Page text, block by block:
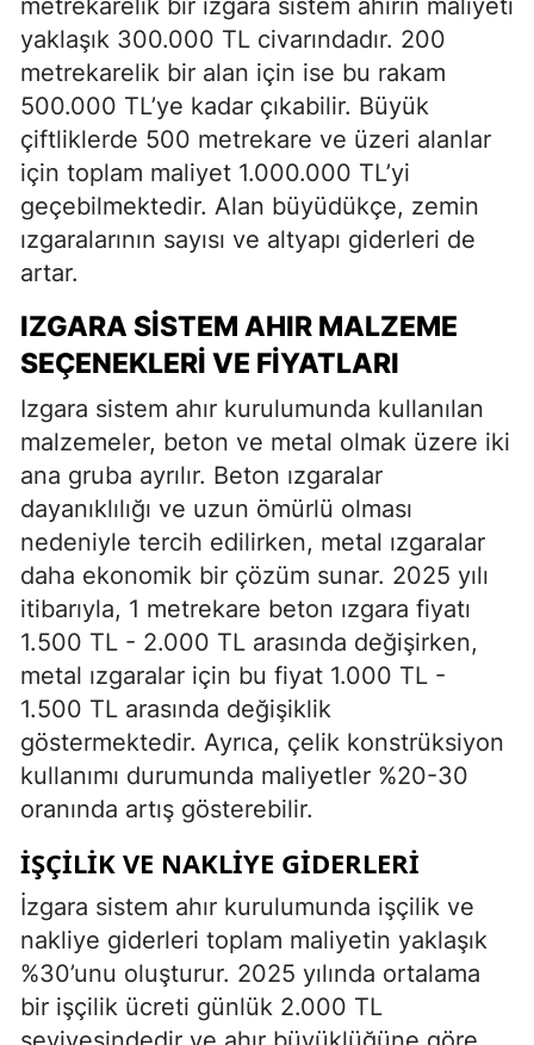
metrekarelik bir izgara sistem ahırın maliyeti
yaklaşık 300.000 TL civarındadır. 200
metrekarelik bir alan için ise bu rakam
500.000 TL’ye kadar çıkabilir. Büyük
çiftliklerde 500 metrekare ve üzeri alanlar
için toplam maliyet 1.000.000 TL’yi
geçebilmektedir. Alan büyüdükçe, zemin
ızgaralarının sayısı ve altyapı giderleri de
artar.
IZGARA SISTEM AHIR MALZEME
SEÇENEKLERI VE FIYATLARI
Izgara sistem ahır kurulumunda kullanılan
malzemeler, beton ve metal olmak üzere iki
ana gruba ayrılır. Beton ızgaralar
dayanıklılığı ve uzun ömürlü olması
nedeniyle tercih edilirken, metal ızgaralar
daha ekonomik bir çözüm sunar. 2025 yılı
itibarıyla, 1 metrekare beton ızgara fiyatı
1.500 TL - 2.000 TL arasında değişirken,
metal ızgaralar için bu fiyat 1.000 TL -
1.500 TL arasında değişiklik
göstermektedir. Ayrıca, çelik konstrüksiyon
kullanımı durumunda maliyetler %20-30
oranında artış gösterebilir.
İŞÇILIK VE NAKLIYE GIDERLERI
İzgara sistem ahır kurulumunda işçilik ve
nakliye giderleri toplam maliyetin yaklaşık
%30’unu oluşturur. 2025 yılında ortalama
bir işçilik ücreti günlük 2.000 TL